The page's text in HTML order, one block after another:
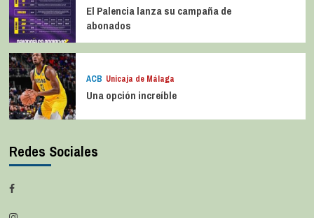
El Palencia lanza su campaña de
abonados
ACB Unicaja de Málaga
Una opción increíble
Redes Sociales